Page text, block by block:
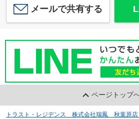
メールで共有する
ページトップ
トラスト・レジデンス 株式会社瑞鳳 秋葉原店